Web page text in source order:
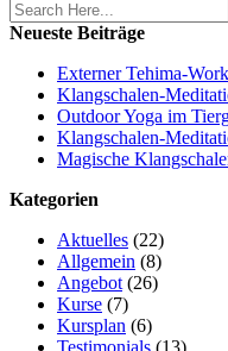
Neueste Beiträge
Externer Tehima-
Klangschalen-
Outdoor Yoga im
Klangschalen-
Magische
Kategorien
Aktuelles (22)
Allgemein (8)
Angebot (26)
Kurse (7)
Kursplan (6)
Testimonials (13)